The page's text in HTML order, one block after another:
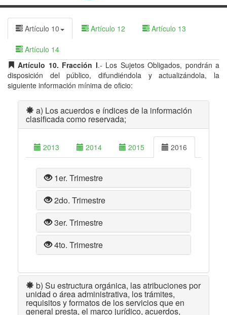
Artículo 10 Artículo 12 Artículo 13
Artículo 14
Artículo 10. Fracción I.- Los Sujetos Obligados, pondrán a
disposición del público, difundiéndola y actualizándola, la
siguiente información mínima de oficio:
a) Los acuerdos e índices de la información
clasificada como reservada;
2013 2014 2015 2016
1er. Trimestre
2do. Trimestre
3er. Trimestre
4to. Trimestre
b) Su estructura orgánica, las atribuciones por
unidad o área administrativa, los trámites,
requisitos y formatos de los servicios que en
general presta, el marco jurídico, acuerdos,